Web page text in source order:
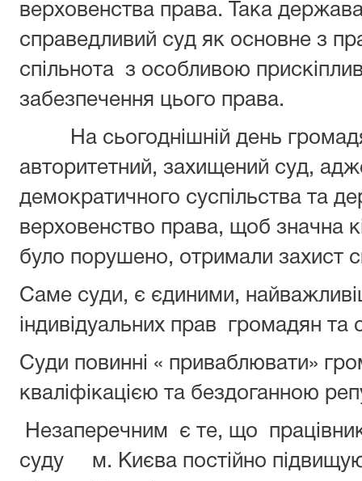
верховенства права. Така
справедливий суд як основне з
спільнота з особливою
забезпечення цього права.
На сьогоднішній день
авторитетний, захищений суд,
демократичного суспільства та
верховенство права, щоб значна
було порушено, отримали захист
Саме суди, є єдиними,
індивідуальних прав громадян та
Суди повинні « приваблювати»
кваліфікацією та бездоганною
Незаперечним є те, що
суду м. Києва постійно